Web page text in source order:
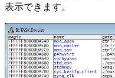
表示できます。